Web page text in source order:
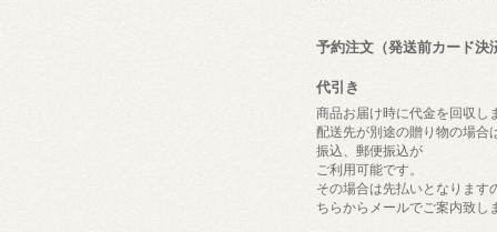
予約注文（発送前カード決
代引き
商品お届け時に代金を回収し
配送先が別途の贈り物の場合
振込、郵便振込が
ご利用可能です。
その場合は先払いとなります
ちらからメールでご案内致し